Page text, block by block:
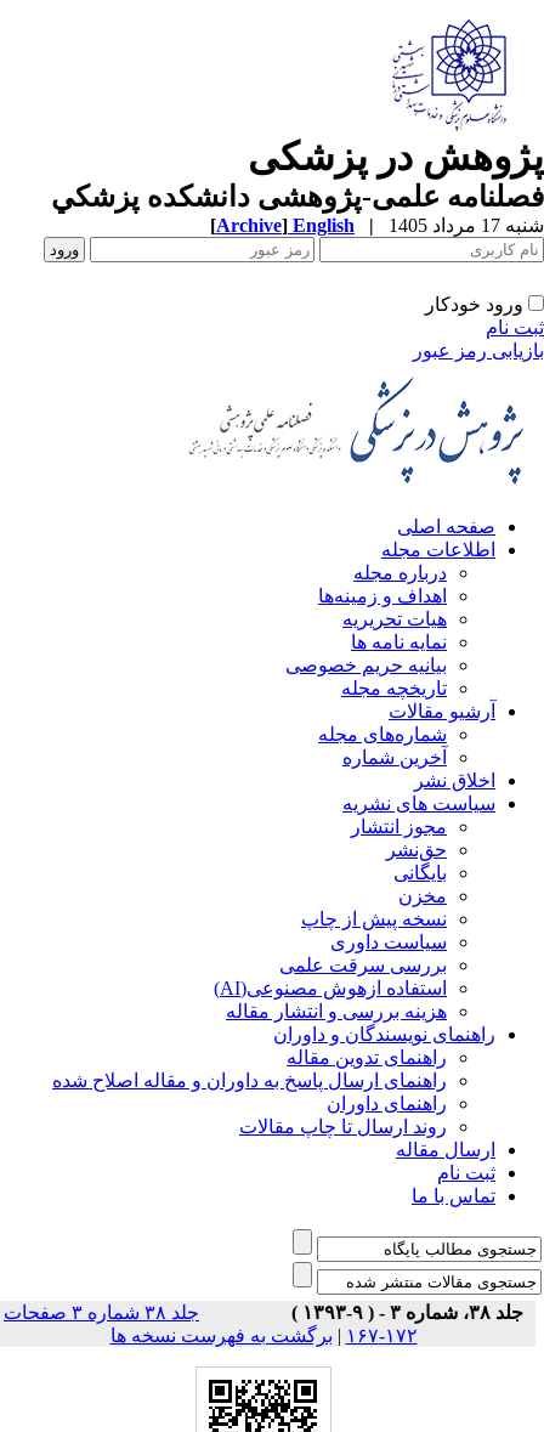
در پزشکی
علمی-پژوهشی دانشکده پزشکي
مرداد 1405 |
English
[Archive]
ورود خودکار
نام
رمز عبور
صفحه اصلی
اطلاعات مجله
درباره مجله
اهداف و زمینه‌ها
هیات تحریریه
نمایه نامه ها
بیانیه حریم خصوصی
تاریخچه مجله
آرشیو مقالات
شماره‌های مجله
آخرین شماره
اخلاق نشر
سیاست های نشریه
مجوز انتشار
حق‌نشر
بایگانی
مخزن
نسخه پیش از چاپ
سیاست داوری
بررسی سرقت علمی
استفاده ازهوش مصنوعی(AI)
هزینه بررسی و انتشار مقاله
راهنمای نویسندگان و داوران
راهنمای تدوین مقاله
راهنمای ارسال پاسخ به داوران و مقاله اصلاح شده
راهنمای داوران
روند ارسال تا چاپ مقالات
ارسال مقاله
ثبت نام
تماس با ما
جلد ۳۸، شماره ۳ - ( ۹-۱۳۹۳ )
جلد ۳۸ شماره ۳ صفحات
۱۷۲-۱۶۷
| برگشت به فهرست نسخه ها